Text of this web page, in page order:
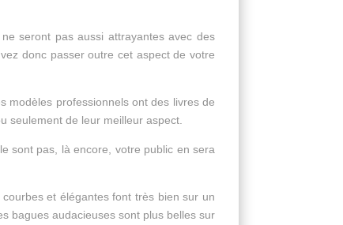
seront pas aussi attrayantes avec des
donc passer outre cet aspect de votre
modèles professionnels ont des livres de
seulement de leur meilleur aspect.
sont pas, là encore, votre public en sera
et élégantes font très bien sur un
bagues audacieuses sont plus belles sur